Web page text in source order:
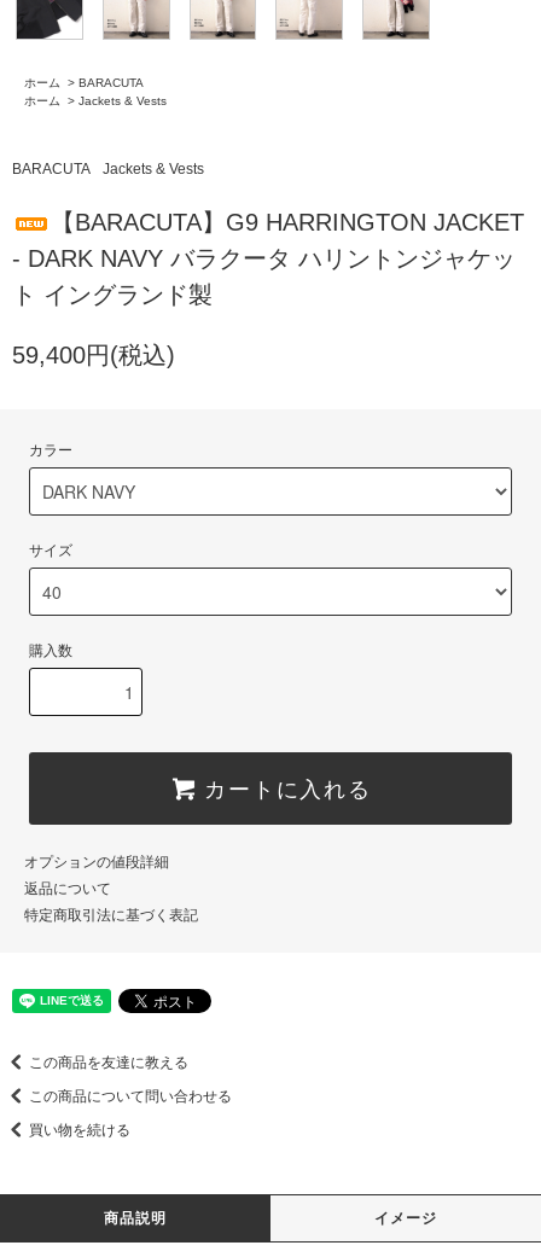
ホーム > BARACUTA
ホーム
> Jackets & Vests
BARACUTA Jackets & Vests
【BARACUTA】G9 HARRINGTON JACKET
- DARK NAVY バラクータ ハリントンジャケッ
ト イングランド製
59,400円(税込)
カラー
サイズ
購入数
カートに入れる
オプションの値段詳細
返品について
特定商取引法に基づく表記
この商品を友達に教える
この商品について問い合わせる
買い物を続ける
商品説明 イメージ